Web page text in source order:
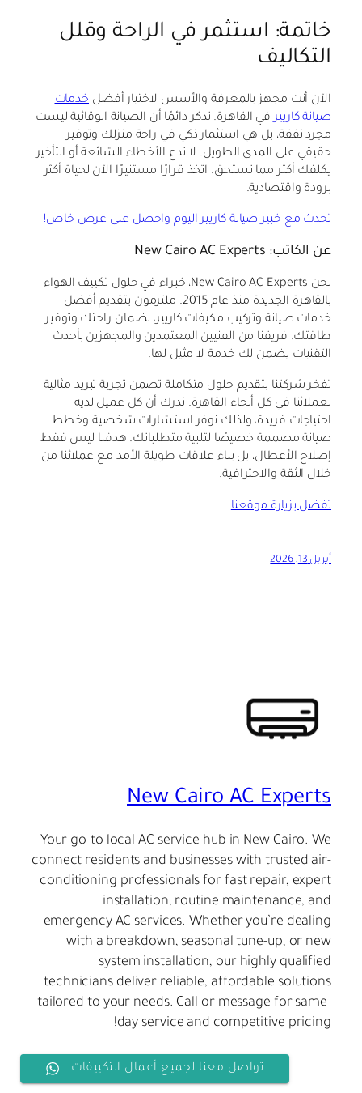
خاتمة: استثمر في الراحة وقلل
التكاليف
الآن أنت مجهز بالمعرفة والأسس لاختيار أفضل خدمات
صيانة كاريير في القاهرة. تذكر دائمًا أن الصيانة الوقائية ليست
مجرد نفقة، بل هي استثمار ذكي في راحة منزلك وتوفير
حقيقي على المدى الطويل. لا تدع الأخطاء الشائعة أو التأخير
يكلفك أكثر مما تستحق. اتخذ قرارًا مستنيرًا الآن لحياة أكثر
برودة واقتصادية.
تحدث مع خبير صيانة كاريير اليوم واحصل على عرض خاص!
عن الكاتب: New Cairo AC Experts
نحن New Cairo AC Experts، خبراء في حلول تكييف الهواء
بالقاهرة الجديدة منذ عام 2015. ملتزمون بتقديم أفضل
خدمات صيانة وتركيب مكيفات كاريير، لضمان راحتك وتوفير
طاقتك. فريقنا من الفنيين المعتمدين والمجهزين بأحدث
التقنيات يضمن لك خدمة لا مثيل لها.
تفخر شركتنا بتقديم حلول متكاملة تضمن تجربة تبريد مثالية
لعملائنا في كل أنحاء القاهرة. ندرك أن كل عميل لديه
احتياجات فريدة، ولذلك نوفر استشارات شخصية وخطط
صيانة مصممة خصيصًا لتلبية متطلباتك. هدفنا ليس فقط
إصلاح الأعطال، بل بناء علاقات طويلة الأمد مع عملائنا من
خلال الثقة والاحترافية.
تفضل بزيارة موقعنا
أبريل 13, 2026
New Cairo AC Experts
Your go-to local AC service hub in New Cairo. We
connect residents and businesses with trusted air-
conditioning professionals for fast repair, expert
installation, routine maintenance, and
emergency AC services. Whether you’re dealing
with a breakdown, seasonal tune-up, or new
system installation, our highly qualified
technicians deliver reliable, affordable solutions
tailored to your needs. Call or message for same-
day service and competitive pricing!
تواصل معنا لجميع أعمال التكييفات